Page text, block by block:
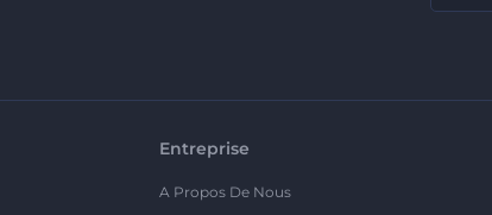
Entreprise
A Propos De Nous